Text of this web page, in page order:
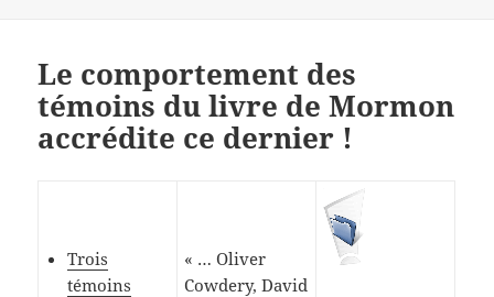
Le comportement des
témoins du livre de Mormon
accrédite ce dernier !
Trois
témoins
« … Oliver
Cowdery, David